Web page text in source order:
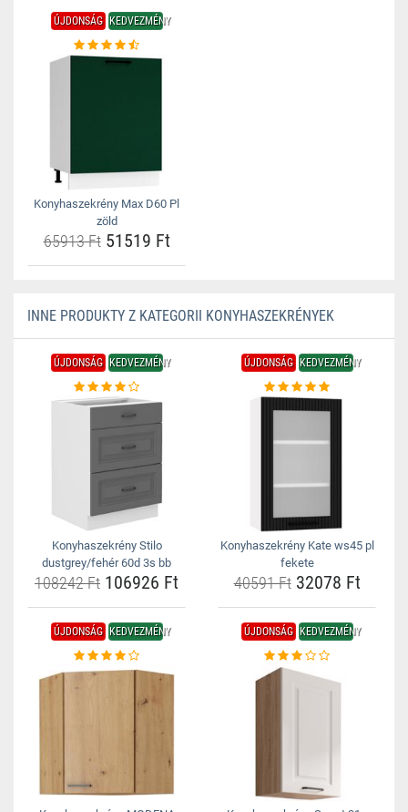
ÚJDONSÁG KEDVEZMÉNY
Konyhaszekrény Max D60 Pl
zöld
65913 Ft51519 Ft
INNE PRODUKTY Z KATEGORII KONYHASZEKRÉNYEK
ÚJDONSÁG KEDVEZMÉNY
Konyhaszekrény Stilo
dustgrey/fehér 60d 3s bb
108242 Ft 106926 Ft
ÚJDONSÁG KEDVEZMÉNY
Konyhaszekrény Kate ws45 pl
fekete
40591 Ft32078 Ft
ÚJDONSÁG KEDVEZMÉNY ÚJDONSÁG KEDVEZMÉNY